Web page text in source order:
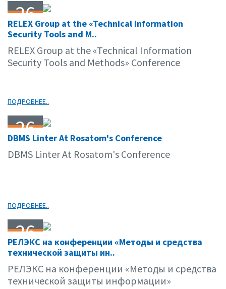
26
05.10
RELEX Group at the «Technical Information
Security Tools and M..
RELEX Group at the «Technical Information
Security Tools and Methods» Conference
ПОДРОБНЕЕ..
26
05.10
DBMS Linter At Rosatom's Conference
DBMS Linter At Rosatom's Conference
ПОДРОБНЕЕ..
26
05.10
РЕЛЭКС на конференции «Методы и средства
технической защиты ин..
РЕЛЭКС на конференции «Методы и средства
технической защиты информации»